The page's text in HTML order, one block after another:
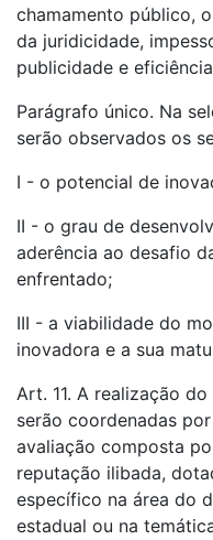
chamamento público,
da juridicidade,
publicidade e
Parágrafo único. Na
serão observados os
I - o potencial de
II - o grau de
aderência ao desafio
enfrentado;
III - a viabilidade do
inovadora e a sua
Art. 11. A realização
serão coordenadas
avaliação composta
reputação ilibada,
específico na área do
estadual ou na